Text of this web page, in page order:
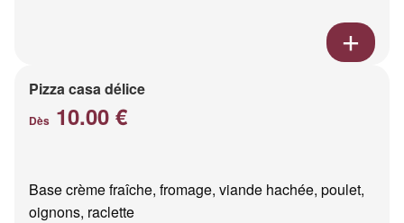
Pizza casa délice
Dès 10.00 €
Base crème fraîche, fromage, viande hachée, poulet,
oignons, raclette